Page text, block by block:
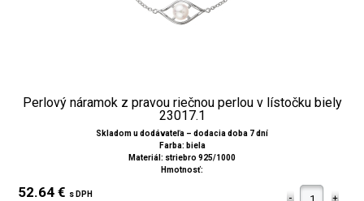
Perlový náramok z pravou riečnou perlou v lístočku biely
23017.1
Skladom u dodávateľa – dodacia doba 7 dní
Farba: biela
Materiál: striebro 925/1000
Hmotnosť:
52.64 € s DPH